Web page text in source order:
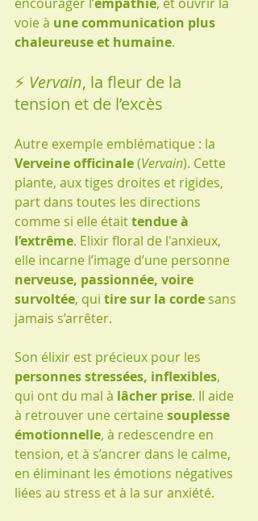
voie à une communication plus
chaleureuse et humaine.
⚡ Vervain, la fleur de la
tension et de l’excès
Autre exemple emblématique : la
Verveine officinale (Vervain). Cette
plante, aux tiges droites et rigides,
part dans toutes les directions
comme si elle était tendue à
l’extrême. Elixir floral de l'anxieux,
elle incarne l’image d’une personne
nerveuse, passionnée, voire
survoltée, qui tire sur la corde sans
jamais s’arrêter.
Son élixir est précieux pour les
personnes stressées, inflexibles,
qui ont du mal à lâcher prise. Il aide
à retrouver une certaine souplesse
émotionnelle, à redescendre en
tension, et à s’ancrer dans le calme,
en éliminant les émotions négatives
liées au stress et à la sur anxiété.